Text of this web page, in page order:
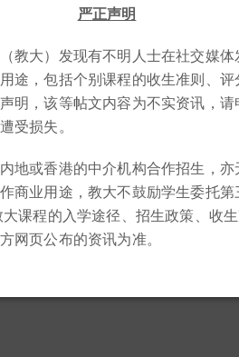
的申请者）。
托福考试 （TOEFL）／英国普通
试 （TAPP）／教师语文能力评核
绩证明）。
育深造文凭课程（小学／中学或
教育）的申请人）。
充文件（适用于申请体育或音乐
严正声明
教大）发现有不明人士在社交媒
途，包括个别课程的收生准则、
明，该等帖文内容为不实资讯，请
受损失。
地或香港的中介机构合作招生，
商业用途，教大不鼓励学生委托第
课程的入学途径、招生政策、收
网页公布的资讯为准。